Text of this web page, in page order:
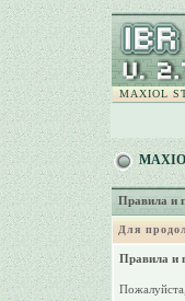
MAXIOL
Правила и
Для
Правила и